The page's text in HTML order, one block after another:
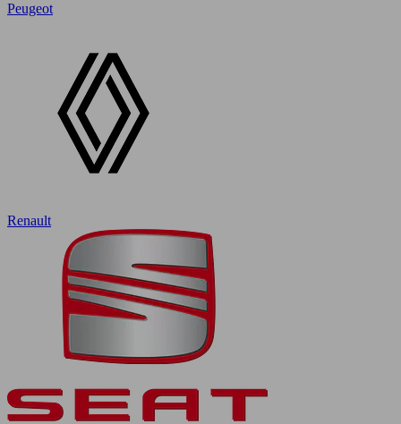
Peugeot
Renault